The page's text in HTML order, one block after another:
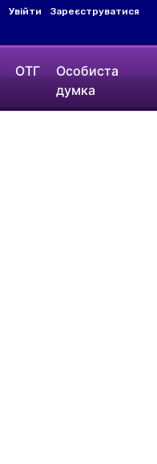
Увійти Зареєструватися
ОТГ
Особиста
думка